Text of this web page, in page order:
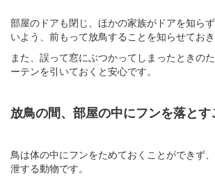
部屋のドアも閉じ、ほかの家族がドアを知ら
いよう、前もって放鳥することを知らせておき
また、誤って窓にぶつかってしまったときの
ーテンを引いておくと安心です。
放鳥の間、部屋の中にフンを落とす
鳥は体の中にフンをためておくことができず
泄する動物です。